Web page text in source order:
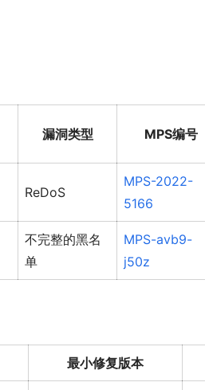
漏洞类型 MPS编号
ReDoS
MPS-2022-
5166
不完整的黑名
单
MPS-avb9-
j50z
最小修复版本